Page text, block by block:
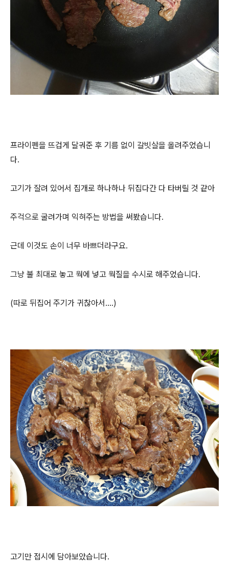
프라이펜을 뜨겁게 달궈준 후 기름 없이 갈빗살을 올려주었습니
다.
고기가 잘려 있어서 집개로 하나하나 뒤집다간 다 타버릴 것 같아
주걱으로 굴려가며 익혀주는 방법을 써봤습니다.
근데 이것도 손이 너무 바쁘더라구요.
그냥 불 최대로 놓고 웍에 넣고 웍질을 수시로 해주었습니다.
(따로 뒤집어 주기가 귀찮아서....)
고기만 접시에 담아보았습니다.